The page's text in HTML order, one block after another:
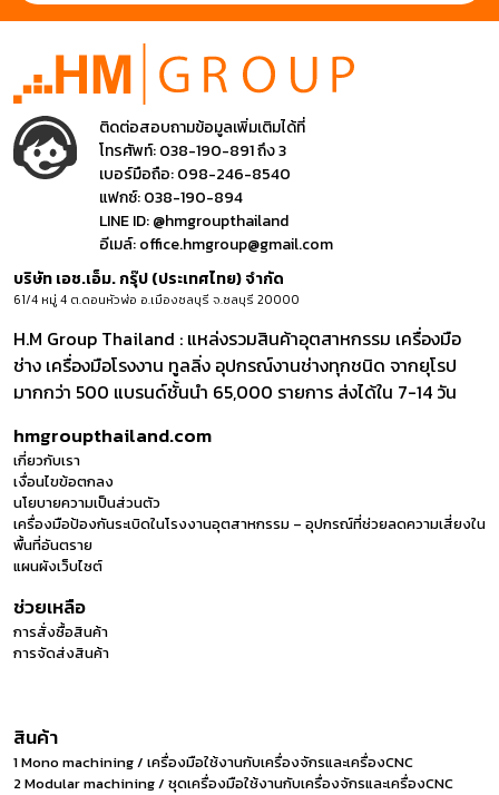
ติดต่อสอบถามข้อมูลเพิ่มเติมได้ที่
โทรศัพท์:038-190-891 ถึง 3
เบอร์มือถือ:098-246-8540
แฟกซ์:038-190-894
LINE ID:@hmgroupthailand
อีเมล์:office.hmgroup@gmail.com
บริษัท เอช.เอ็ม. กรุ๊ป (ประเทศไทย) จำกัด
61/4 หมู่ 4 ต.ดอนหัวฬ่อ อ.เมืองชลบุรี จ.ชลบุรี 20000
H.M Group Thailand : แหล่งรวมสินค้าอุตสาหกรรม เครื่องมือ
ช่าง เครื่องมือโรงงาน ทูลลิ่ง อุปกรณ์งานช่างทุกชนิด จากยุโรป
มากกว่า 500 แบรนด์ชั้นนำ 65,000 รายการ ส่งได้ใน 7-14 วัน
hmgroupthailand.com
เกี่ยวกับเรา
เงื่อนไขข้อตกลง
นโยบายความเป็นส่วนตัว
เครื่องมือป้องกันระเบิดในโรงงานอุตสาหกรรม – อุปกรณ์ที่ช่วยลดความเสี่ยงใน
พื้นที่อันตราย
แผนผังเว็บไซต์
ช่วยเหลือ
การสั่งซื้อสินค้า
การจัดส่งสินค้า
สินค้า
1 Mono machining / เครื่องมือใช้งานกับเครื่องจักรและเครื่องCNC
2 Modular machining / ชุดเครื่องมือใช้งานกับเครื่องจักรและเครื่องCNC